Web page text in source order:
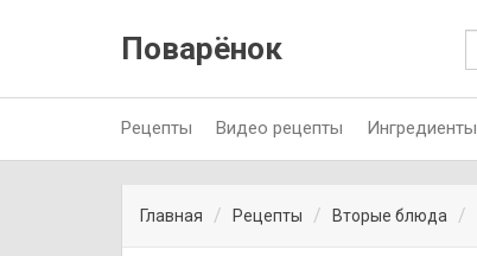
Поварёнок
Рецепты Видео рецепты Ингредиенты
Главная Рецепты Вторые блюда